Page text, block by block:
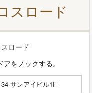
スロード
をノックする。
サンアイビル1F